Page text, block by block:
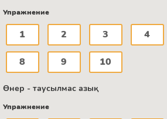
Упражнение
1 2 3 4
8 9 10
Өнер - таусылмас азық
Упражнение